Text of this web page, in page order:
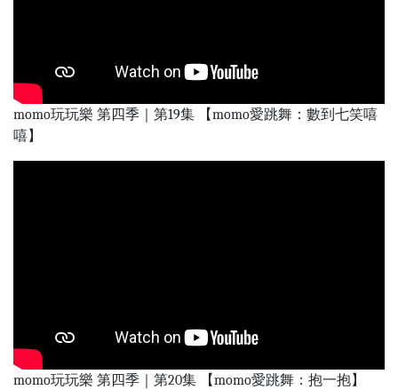
momo玩玩樂 第四季｜第19集 【momo愛跳舞：數到七笑嘻
嘻】
momo玩玩樂 第四季｜第20集 【momo愛跳舞：抱一抱】